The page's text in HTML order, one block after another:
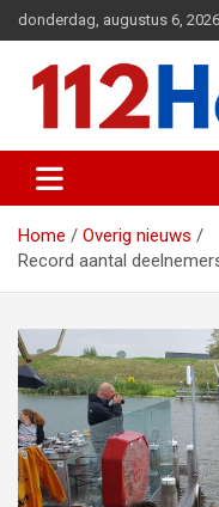
naar
inhoud
donderdag, augustus 6, 2026
112
Home
Overig nieuws
Record aantal